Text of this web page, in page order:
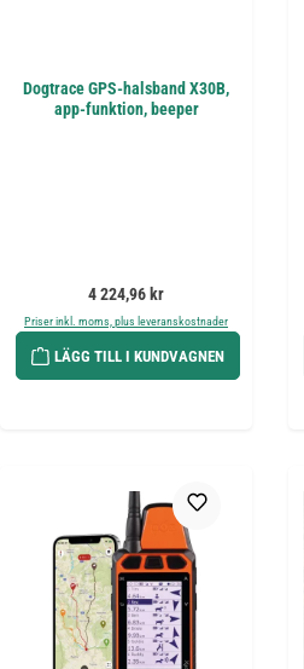
Dogtrace GPS-halsband X30B,
app-funktion, beeper
Ordinarie pris:
4 224,96 kr
Priser inkl. moms, plus leveranskostnader
LÄGG TILL I KUNDVAGNEN